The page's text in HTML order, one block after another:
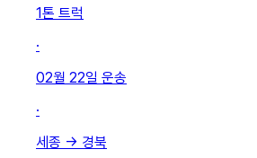
1톤 트럭
·
02월 22일 운송
·
세종 → 경북